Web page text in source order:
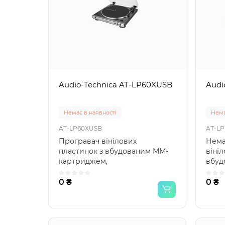
Audio-Technica AT-LP60XUSB
Немає в наявності
AT-LP60XUSB
Програвач вінілових
пластинок з вбудованим ММ-
картриджем,
виходом, пасиковий ..
0 ₴
AT-
0 ₴